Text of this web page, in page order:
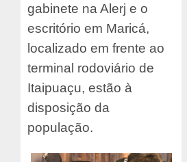
gabinete na Alerj e o
escritório em Maricá,
localizado em frente ao
terminal rodoviário de
Itaipuaçu, estão à
disposição da
população.